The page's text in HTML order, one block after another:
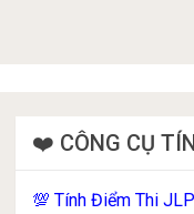
❤️ CÔNG CỤ
💯Tính Điểm Thi